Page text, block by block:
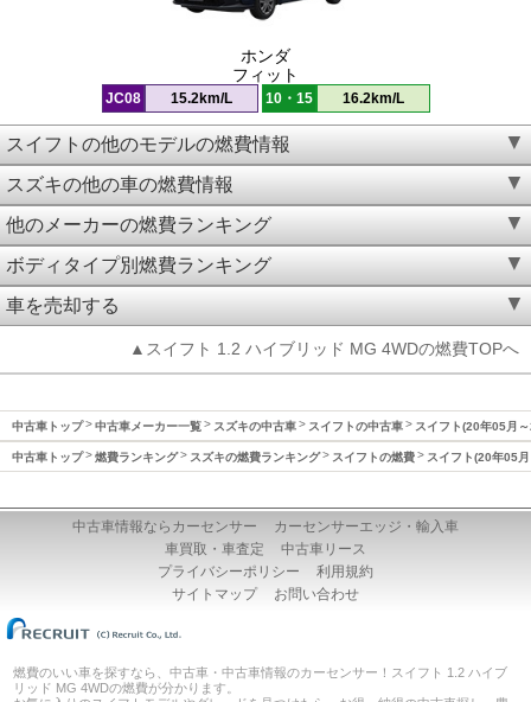
ホンダ
フィット
JC08 15.2km/L 10・15 16.2km/L
スイフトの他のモデルの燃費情報
スズキの他の車の燃費情報
他のメーカーの燃費ランキング
ボディタイプ別燃費ランキング
車を売却する
▲スイフト 1.2 ハイブリッド MG 4WDの燃費TOPへ
中古車トップ 中古車メーカー一覧 スズキの中古車 スイフトの中古車 スイフト(20年05月
中古車トップ 燃費ランキング スズキの燃費ランキング スイフトの燃費 スイフト(20年05
中古車情報ならカーセンサー
カーセンサーエッジ・輸入車
車買取・車査定
中古車リース
プライバシーポリシー
利用規約
サイトマップ
お問い合わせ
燃費のいい車を探すなら、中古車・中古車情報のカーセンサー！スイフト 1.2 ハイブ
リッド MG 4WDの燃費が分かります。